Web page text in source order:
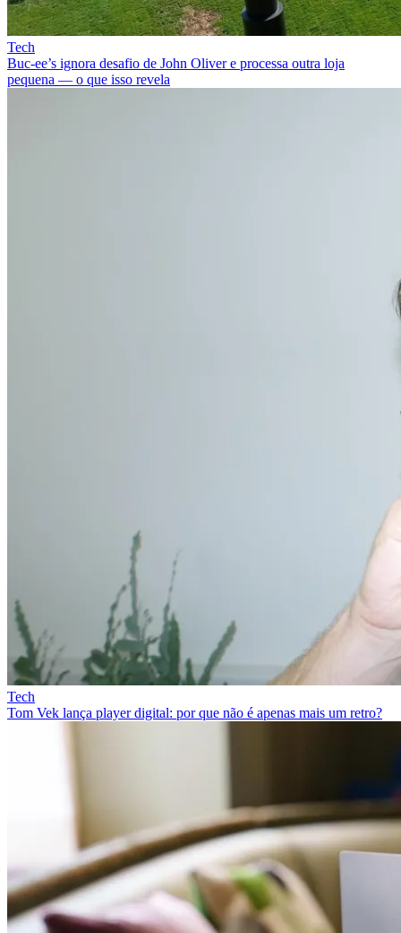
Tech
Buc-ee’s ignora desafio de John Oliver e processa outra loja
pequena — o que isso revela
Tech
Tom Vek lança player digital: por que não é apenas mais um retro?